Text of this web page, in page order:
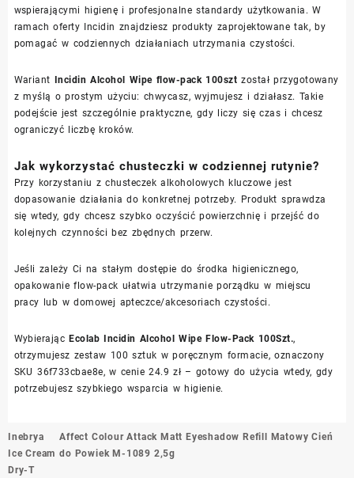
wspierającymi higienę i profesjonalne standardy użytkowania. W
ramach oferty Incidin znajdziesz produkty zaprojektowane tak, by
pomagać w codziennych działaniach utrzymania czystości.
Wariant Incidin Alcohol Wipe flow-pack 100szt został przygotowany
z myślą o prostym użyciu: chwycasz, wyjmujesz i działasz. Takie
podejście jest szczególnie praktyczne, gdy liczy się czas i chcesz
ograniczyć liczbę kroków.
Jak wykorzystać chusteczki w codziennej rutynie?
Przy korzystaniu z chusteczek alkoholowych kluczowe jest
dopasowanie działania do konkretnej potrzeby. Produkt sprawdza
się wtedy, gdy chcesz szybko oczyścić powierzchnię i przejść do
kolejnych czynności bez zbędnych przerw.
Jeśli zależy Ci na stałym dostępie do środka higienicznego,
opakowanie flow-pack ułatwia utrzymanie porządku w miejscu
pracy lub w domowej apteczce/akcesoriach czystości.
WybierającEcolab Incidin Alcohol Wipe Flow-Pack 100Szt.,
otrzymujesz zestaw 100 sztuk w poręcznym formacie, oznaczony
SKU 36f733cbae8e, w cenie 24.9 zł – gotowy do użycia wtedy, gdy
potrzebujesz szybkiego wsparcia w higienie.
Nawigacja
wpisu
Inebrya
Ice Cream
Dry-T
Affect Colour Attack Matt Eyeshadow Refill Matowy Cień
do Powiek M-1089 2,5g